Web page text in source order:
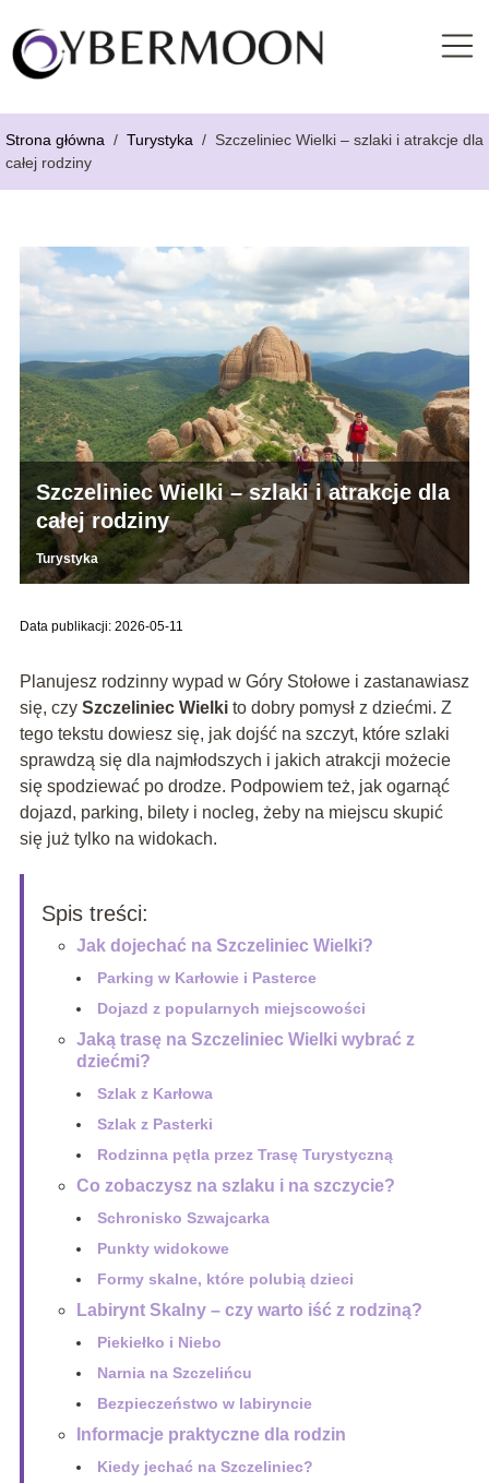
Strona główna / Turystyka / Szczeliniec Wielki – szlaki i atrakcje dla
całej rodziny
Szczeliniec Wielki – szlaki i atrakcje dla
całej rodziny
Turystyka
Data publikacji: 2026-05-11
Planujesz rodzinny wypad w Góry Stołowe i zastanawiasz
się, czy Szczeliniec Wielkito dobry pomysł z dziećmi. Z
tego tekstu dowiesz się, jak dojść na szczyt, które szlaki
sprawdzą się dla najmłodszych i jakich atrakcji możecie
się spodziewać po drodze. Podpowiem też, jak ogarnąć
dojazd, parking, bilety i nocleg, żeby na miejscu skupić
się już tylko na widokach.
Spis treści:
Jak dojechać na Szczeliniec Wielki?
Parking w Karłowie i Pasterce
Dojazd z popularnych miejscowości
Jaką trasę na Szczeliniec Wielki wybrać z
dziećmi?
Szlak z Karłowa
Szlak z Pasterki
Rodzinna pętla przez Trasę Turystyczną
Co zobaczysz na szlaku i na szczycie?
Schronisko Szwajcarka
Punkty widokowe
Formy skalne, które polubią dzieci
Labirynt Skalny – czy warto iść z rodziną?
Piekiełko i Niebo
Narnia na Szczelińcu
Bezpieczeństwo w labiryncie
Informacje praktyczne dla rodzin
Kiedy jechać na Szczeliniec?